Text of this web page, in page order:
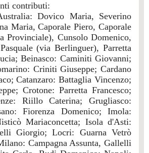
contributi:
Dovico Maria, Severino
Maria, Caporale Piero, Caporale
Provinciale), Cunsolo Domenico,
(via Berlinguer), Parretta
Beinasco: Caminiti Giovanni;
Criniti Giuseppe; Cardano
Catanzaro: Battaglia Vincenzo;
Crotone: Parretta Francesco;
Riillo Caterina; Grugliasco:
Fiorenza Domenico; Imola:
Mariaconcetta; Isola d'Asti:
Giorgio; Locri: Guarna Vetrò
Campagna Assunta, Gallelli